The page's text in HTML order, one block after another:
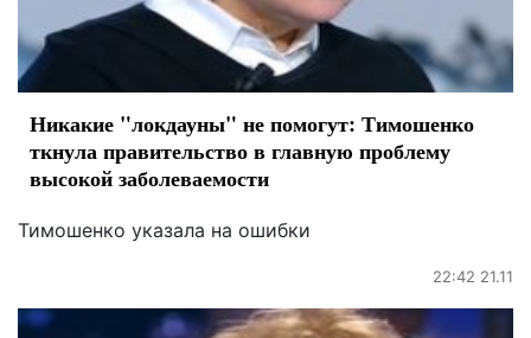
Никакие "локдауны" не помогут: Тимошенко
ткнула правительство в главную проблему
высокой заболеваемости
Тимошенко указала на ошибки
22:42 21.11